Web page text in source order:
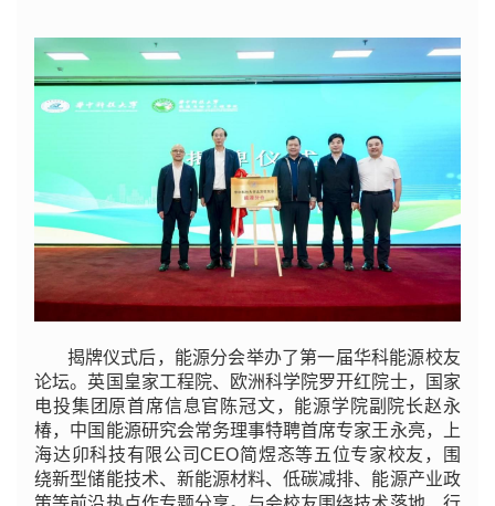
揭牌仪式后，能源分会举办了第一届华科能源校友
论坛。英国皇家工程院、欧洲科学院罗开红院士，国家
电投集团原首席信息官陈冠文，能源学院副院长赵永
椿，中国能源研究会常务理事特聘首席专家王永亮，上
海达卯科技有限公司CEO简煜忞等五位专家校友，围
绕新型储能技术、新能源材料、低碳减排、能源产业政